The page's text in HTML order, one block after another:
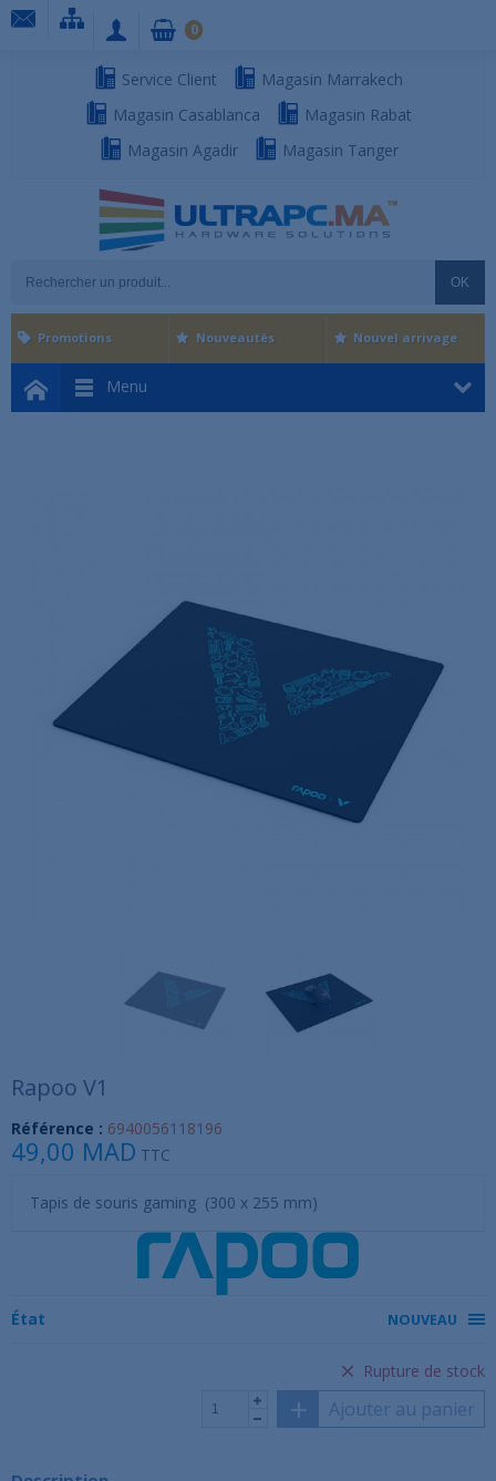
Service Client
Magasin Marrakech
Magasin Casablanca
Magasin Rabat
Magasin Agadir
Magasin Tanger
OK
0
Menu
Promotions Nouveautés Nouvel arrivage
Rapoo V1
Référence : 6940056118196
49,00 MAD TTC
Tapis de souris gaming (300 x 255 mm)
État NOUVEAU
Rupture de stock
Ajouter au panier